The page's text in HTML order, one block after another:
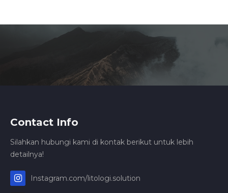
Contact Info
Silahkan hubungi kami di kontak berikut untuk lebih
detailnya!
Instagram.com/litologi.solution